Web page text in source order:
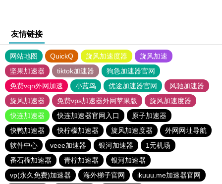
友情链接
网站地图 QuickQ 旋风加速度器
旋风加速
坚果加速器
tiktok加速器
狗急加速器官网
免费vqn外网加速
小蓝鸟 优途加速器官网
风驰加速器
旋风加速器
免费vps加速器外网苹果版
旋风加速度器
快连加速器
快连加速器官网入口
原子加速器
快鸭加速器
快柠檬加速器 旋风加速度器
外网网址导航
软件中心
veee加速器 银河加速器
1元机场
番石榴加速器
青柠加速器
银河加速器
vp(永久免费)加速器
海外梯子官网
ikuuu.me加速器官网